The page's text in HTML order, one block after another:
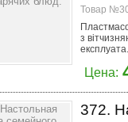
Товар
з
Цена:
372.